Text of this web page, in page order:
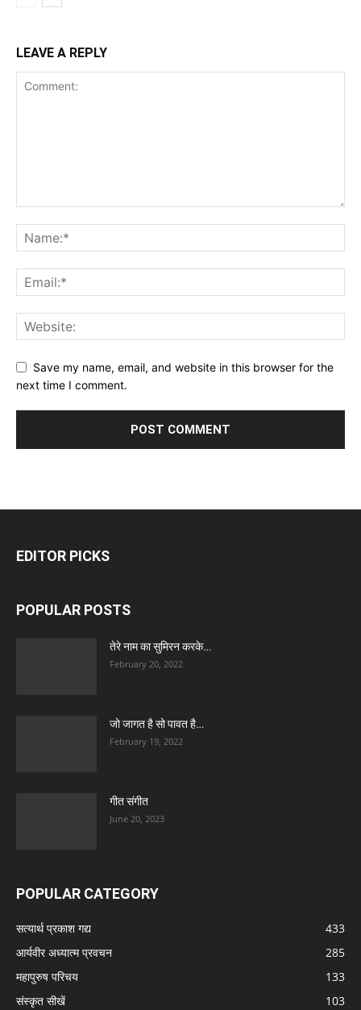
LEAVE A REPLY
Save my name, email, and website in this browser for the
next time I comment.
EDITOR PICKS
POPULAR POSTS
तेरे नाम का सुमिरन करके…
February 20, 2022
जो जागत है सो पावत है…
February 19, 2022
गीत संगीत
June 20, 2023
POPULAR CATEGORY
सत्यार्थ प्रकाश गद्य
433
आर्यवीर अध्यात्म प्रवचन
285
महापुरुष परिचय
133
संस्कृत सीखें
103